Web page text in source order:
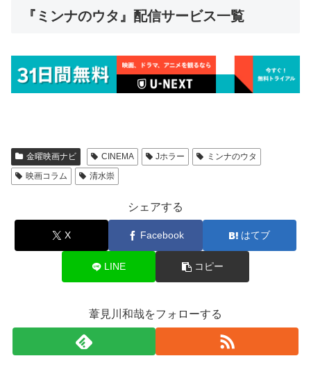
『ミンナのウタ』配信サービス一覧
金曜映画ナビ CINEMA Jホラー
ミンナのウタ
映画コラム
清水崇
シェアする
X Facebook はてブ
LINE コピー
葦見川和哉をフォローする